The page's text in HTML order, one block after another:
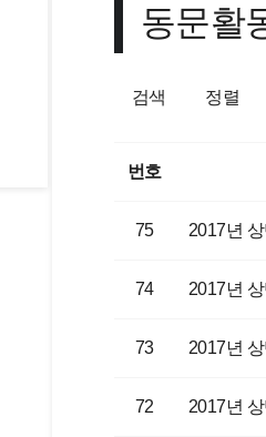
동문활
검색 정렬
번호
75 2017년
74 2017년
73 2017년
72 2017년